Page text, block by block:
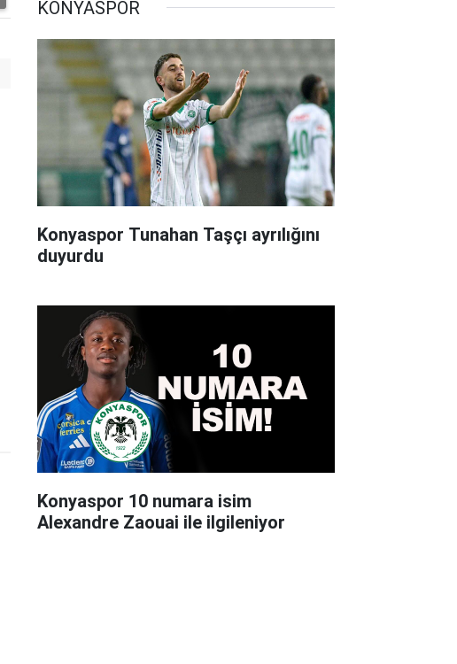
KONYASPOR
Konyaspor Tunahan Taşçı ayrılığını
duyurdu
Konyaspor 10 numara isim
Alexandre Zaouai ile ilgileniyor